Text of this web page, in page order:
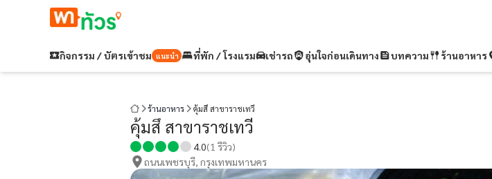
กิจกรรม / บัตรเข้าชม แนะนำ ที่พัก / โรงแรม เช่ารถ อุ่นใจก่อนเดินทาง บทความ ร้านอาหาร
ร้านอาหาร คุ้มสึ สาขาราชเทวี
คุ้มสึ สาขาราชเทวี
4.0(1 รีวิว)
ถนนเพชรบุรี, กรุงเทพมหานคร